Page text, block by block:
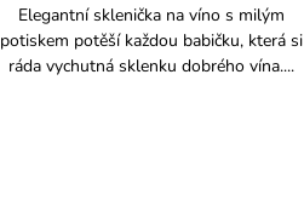
Elegantní sklenička na víno s milým
potiskem potěší každou babičku, která si
ráda vychutná sklenku dobrého vína....